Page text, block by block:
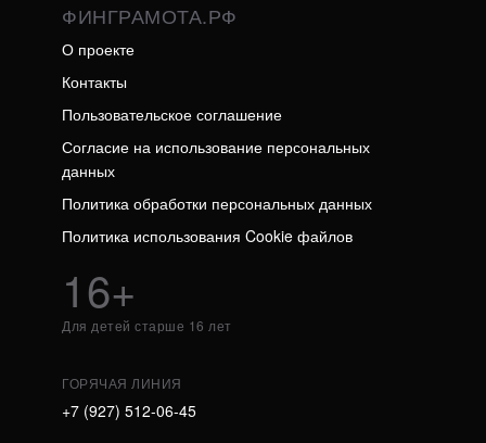
ФИНГРАМОТА.РФ
О проекте
Контакты
Пользовательское соглашение
Согласие на использование персональных
данных
Политика обработки персональных данных
Политика использования Cookie файлов
16+
Для детей старше 16 лет
ГОРЯЧАЯ ЛИНИЯ
+7 (927) 512-06-45